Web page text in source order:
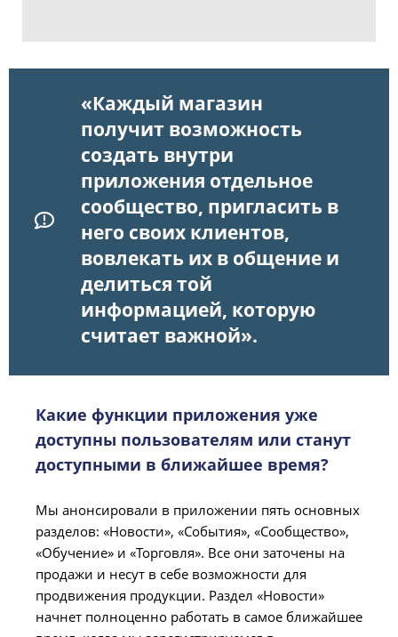
«Каждый магазин
получит возможность
создать внутри
приложения отдельное
сообщество, пригласить в
него своих клиентов,
вовлекать их в общение и
делиться той
информацией, которую
считает важной».
Какие функции приложения уже
доступны пользователям или станут
доступными в ближайшее время?
Мы анонсировали в приложении пять основных
разделов: «Новости», «События», «Сообщество»,
«Обучение» и «Торговля». Все они заточены на
продажи и несут в себе возможности для
продвижения продукции. Раздел «Новости»
начнет полноценно работать в самое ближайшее